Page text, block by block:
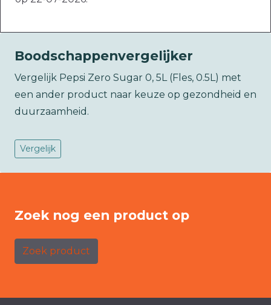
Boodschappenvergelijker
Vergelijk Pepsi Zero Sugar 0, 5L (Fles, 0.5L) met
een ander product naar keuze op gezondheid en
duurzaamheid.
Vergelijk
Zoek nog een product op
Zoek product